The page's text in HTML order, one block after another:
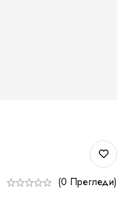
(0 Прегледи)